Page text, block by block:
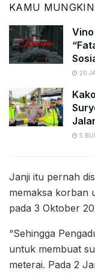
KAMU
20
5
Janji itu pernah
memaksa korban
pada 3 Oktober
“Sehingga
untuk membuat
meterai. Pada 2